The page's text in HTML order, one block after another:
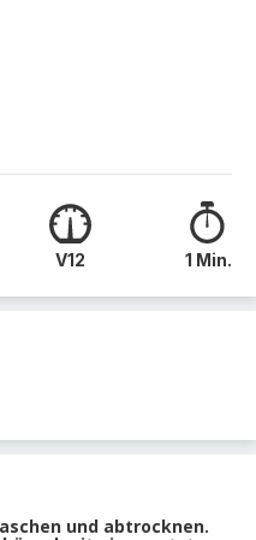
V12 1 Min.
und abtrocknen.